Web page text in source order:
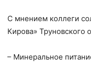
С мнением коллеги
Кирова» Труновского
– Минеральное